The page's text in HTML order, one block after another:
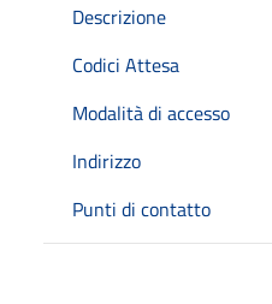
Descrizione
Codici Attesa
Modalità di accesso
Indirizzo
Punti di contatto